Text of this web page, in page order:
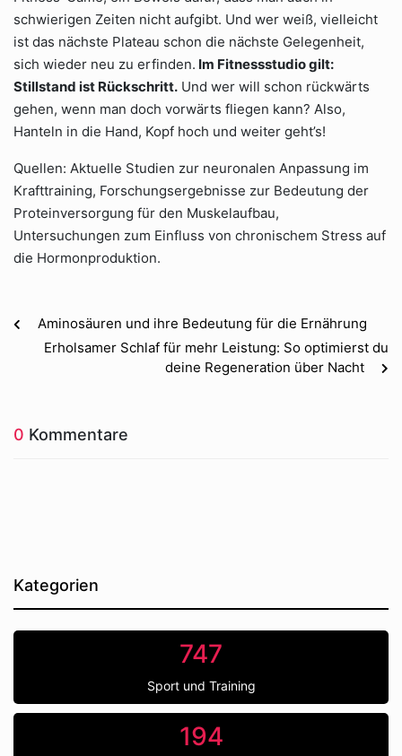
schwierigen Zeiten nicht aufgibt. Und wer weiß, vielleicht
ist das nächste Plateau schon die nächste Gelegenheit,
sich wieder neu zu erfinden. Im Fitnessstudio gilt:
Stillstand ist Rückschritt. Und wer will schon rückwärts
gehen, wenn man doch vorwärts fliegen kann? Also,
Hanteln in die Hand, Kopf hoch und weiter geht’s!
Quellen: Aktuelle Studien zur neuronalen Anpassung im
Krafttraining, Forschungsergebnisse zur Bedeutung der
Proteinversorgung für den Muskelaufbau,
Untersuchungen zum Einfluss von chronischem Stress auf
die Hormonproduktion.
Aminosäuren und ihre Bedeutung für die Ernährung
Erholsamer Schlaf für mehr Leistung: So optimierst du
deine Regeneration über Nacht
0 Kommentare
Kategorien
747
Sport und Training
194